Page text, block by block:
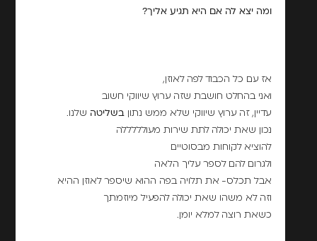
ומה יצא לה אם היא תגיע אליך?
אז עם כל הכבוד לפה לאוזן,
ואני בהחלט חושבת שזה ערוץ שיווקי חשוב
עדיין, זה ערוץ שיווקי שלא ממש נתון בשליטה שלנו.
נכון שאת יכולה לתת שירות מעולללללה
להוציא לקוחות מבסוטיים
ולגרום להם לספר עליך הלאה
אבל תכלס- את תלויה בפה ההוא שיספר לאוזן ההיא
וזה לא משהו שאת יכולה להפעיל מיוזמתך
כשאת רוצה למלא יומן.